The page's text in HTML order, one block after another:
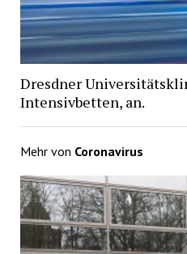
Dresdner
Intensivbetten, an.
Mehr von Coronavirus